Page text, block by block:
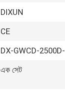
DIXUN
CE
DX-GWCD-2500D-
এক সেট